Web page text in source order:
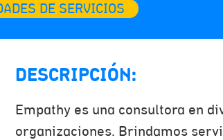
DE SERVICIOS
DESCRIPCIÓN:
Empathy es una consultora en
organizaciones. Brindamos